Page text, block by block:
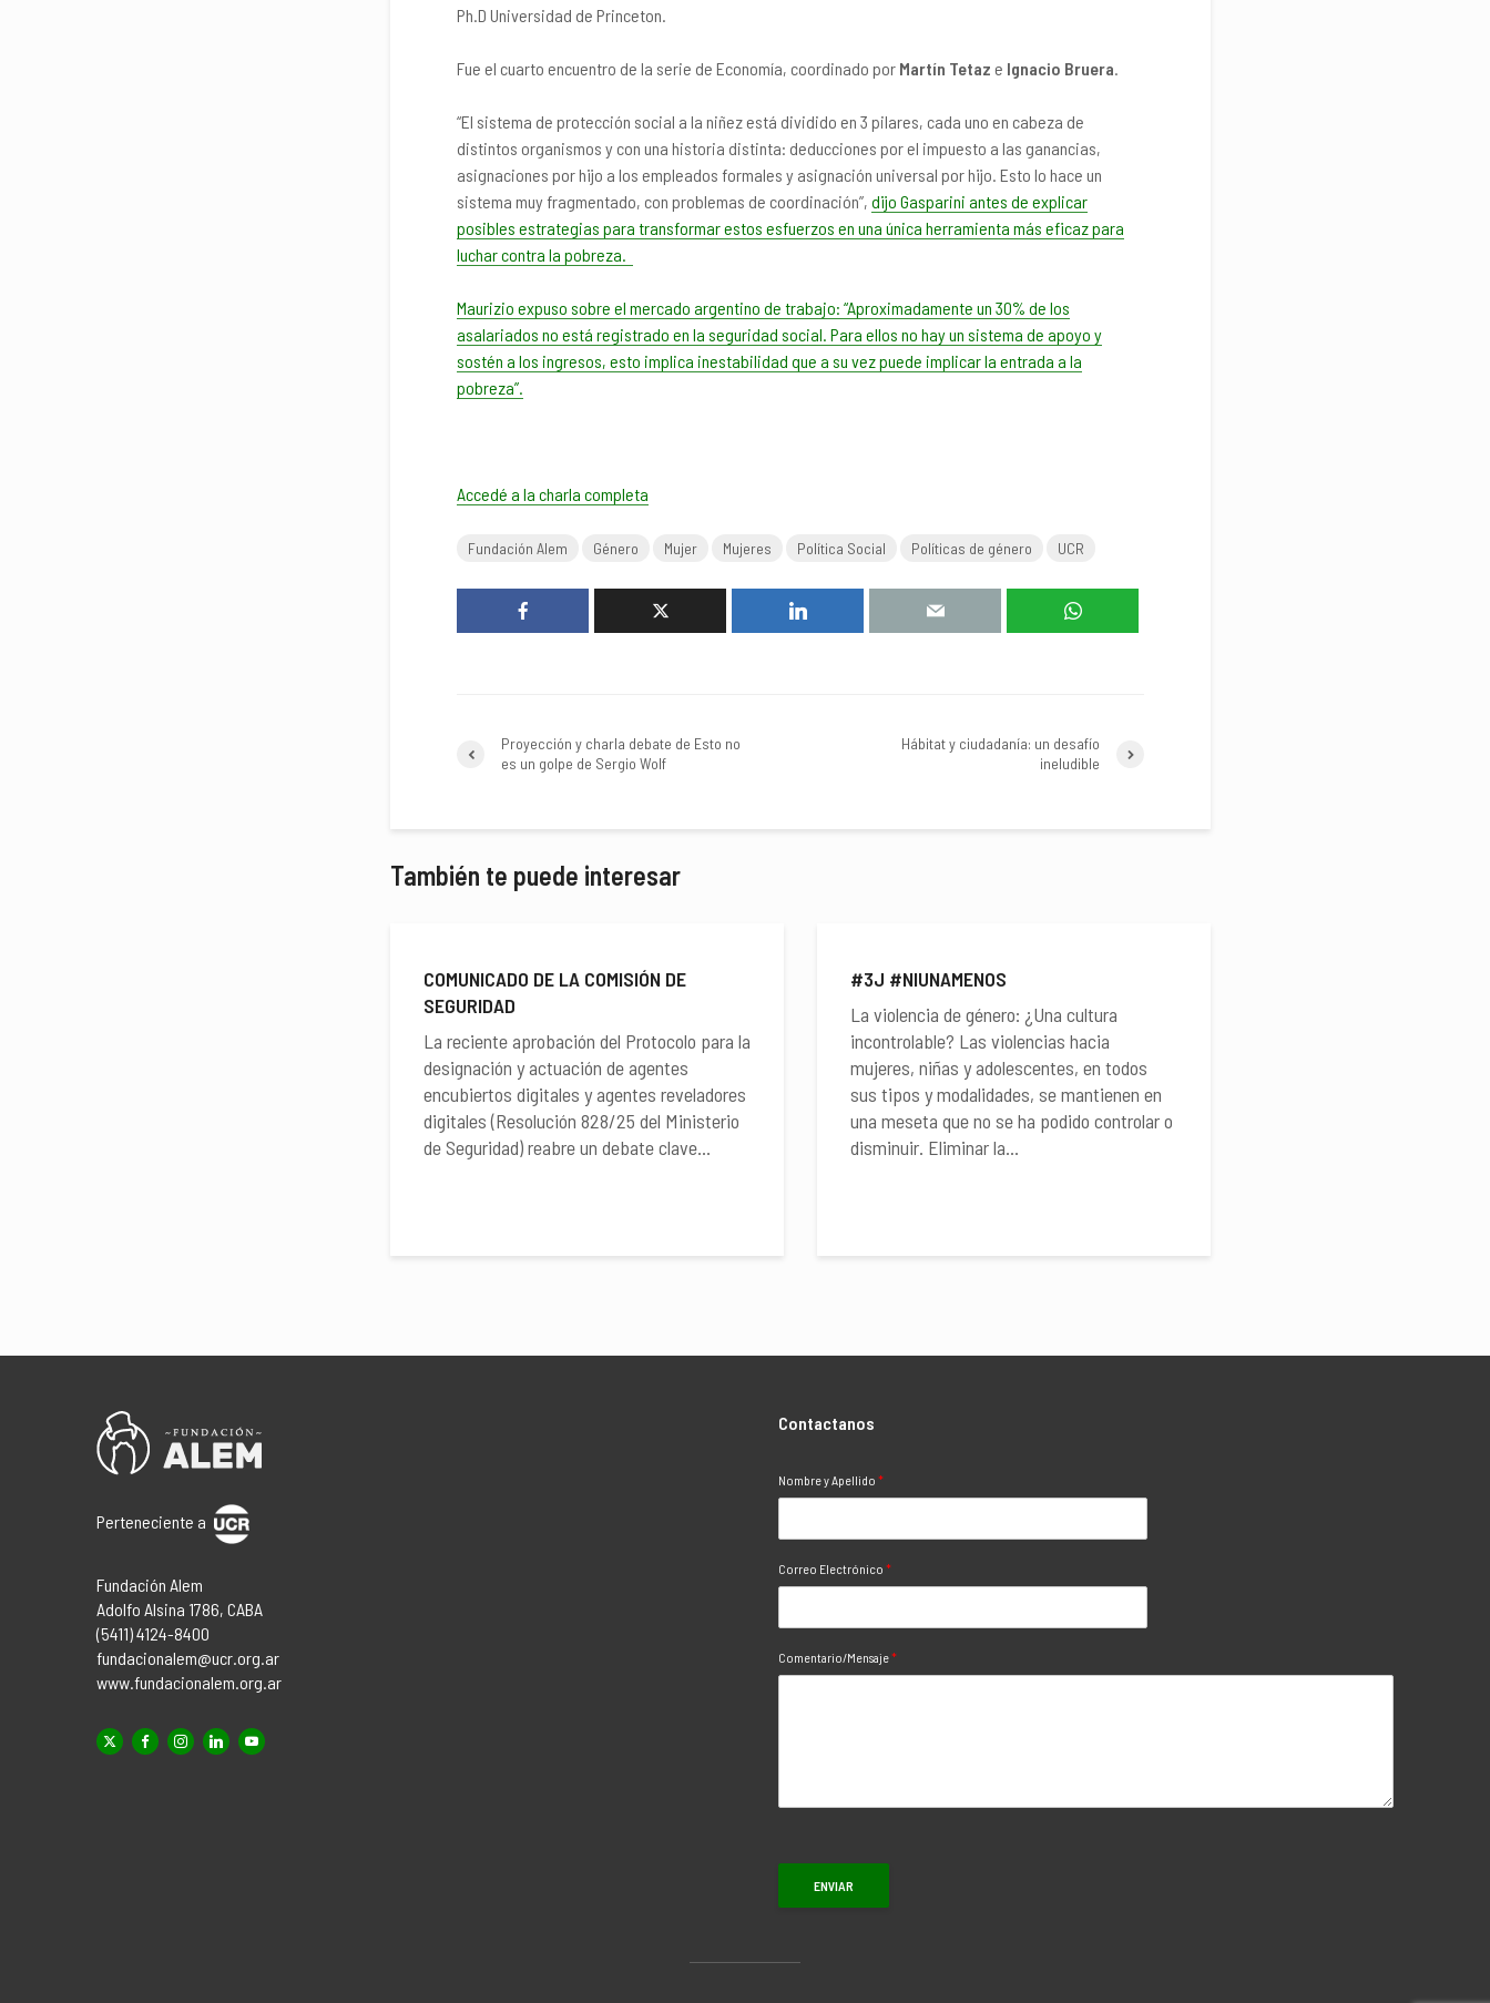
Ph.D Universidad de Princeton.
Fue el cuarto encuentro de la serie de Economía, coordinado por Martín Tetaz e Ignacio Bruera.
“El sistema de protección social a la niñez está dividido en 3 pilares, cada uno en cabeza de
distintos organismos y con una historia distinta: deducciones por el impuesto a las ganancias,
asignaciones por hijo a los empleados formales y asignación universal por hijo. Esto lo hace un
sistema muy fragmentado, con problemas de coordinación”, dijo Gasparini antes de explicar
posibles estrategias para transformar estos esfuerzos en una única herramienta más eficaz para
luchar contra la pobreza.
Maurizio expuso sobre el mercado argentino de trabajo: “Aproximadamente un 30% de los
asalariados no está registrado en la seguridad social. Para ellos no hay un sistema de apoyo y
sostén a los ingresos, esto implica inestabilidad que a su vez puede implicar la entrada a la
pobreza”.
Accedé a la charla completa
Fundación Alem Género Mujer Mujeres Política Social Políticas de género UCR
Proyección y charla debate de Esto no
es un golpe de Sergio Wolf
Hábitat y ciudadanía: un desafío
ineludible
También te puede interesar
COMUNICADO DE LA COMISIÓN DE
SEGURIDAD
La reciente aprobación del Protocolo para la
designación y actuación de agentes
encubiertos digitales y agentes reveladores
digitales (Resolución 828/25 del Ministerio
de Seguridad) reabre un debate clave...
#3J #NIUNAMENOS
La violencia de género: ¿Una cultura
incontrolable? Las violencias hacia
mujeres, niñas y adolescentes, en todos
sus tipos y modalidades, se mantienen en
una meseta que no se ha podido controlar o
disminuir. Eliminar la...
Perteneciente a
Fundación Alem
Adolfo Alsina 1786, CABA
(5411) 4124-8400
fundacionalem@ucr.org.ar
www.fundacionalem.org.ar
Contactanos
Nombre y Apellido *
Correo Electrónico *
Comentario/Mensaje*
ENVIAR